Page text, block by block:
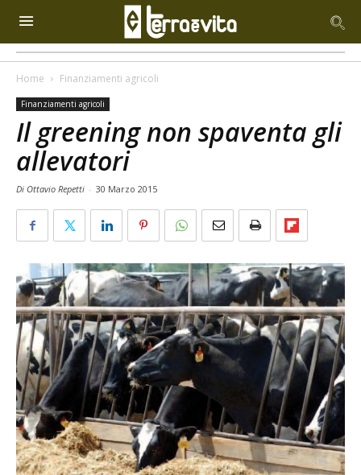
Home Finanziamenti agricoli
Finanziamenti agricoli
Il greening non spaventa gli
allevatori
Di Ottavio Repetti - 30 Marzo 2015